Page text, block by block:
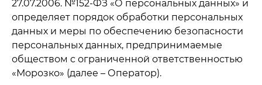
27.07.2006. №152-ФЗ «О персональных данных» и
определяет порядок обработки персональных
данных и меры по обеспечению безопасности
персональных данных, предпринимаемые
обществом с ограниченной ответственностью
«Морозко» (далее – Оператор).